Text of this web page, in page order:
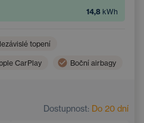
14,8 kWh
topení
CarPlay Boční airbagy
Dostupnost: Do 20 dní